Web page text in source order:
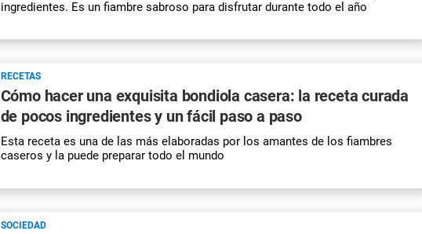
ingredientes. Es un fiambre sabroso para disfrutar durante todo el año
RECETAS
Cómo hacer una exquisita bondiola casera: la receta curada
de pocos ingredientes y un fácil paso a paso
Esta receta es una de las más elaboradas por los amantes de los fiambres
caseros y la puede preparar todo el mundo
SOCIEDAD